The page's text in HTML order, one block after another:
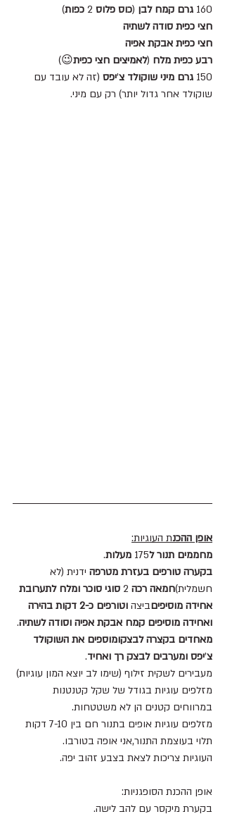
160 גרם קמח לבן (כוס פלוס כפות)
חצי כפית סודה לשתיה
חצי כפית אבקת אפיה
רבע כפית מלח (לאמיצים חצי כפית😉)
150 גרם מיני שוקולד צ’יפס (זה לא עובד עם
שוקולד אחר גדול יותר) רק עם מיני.
אופן ההכנת העוגיות:
מחממים תנור ל175 מעלות.
בקערה טורפים בעזרת מטרפה ידנית (לא
חשמלית)חמאה רכה סוגי סוכר ומלח לתערובת
אחידה מוסיפיםביצה וטורפים כ-2 דקות בהירה
ואחידה מוסיפים קמח אבקת אפיה וסודה לשתיה.
מאחדים בקצרה לבצקומוספים את השוקולד
צ’יפס ומערבים לבצק רך ואחיד.
מעבירים לשקית זילוף (שימו לב יוצא המון עוגיות)
מזלפים עוגיות בגודל של שקל קטנטנות
במרווחים קטנים הן לא משטטחות.
מזלפים עוגיות אופים בתנור חם בין 7-10 דקות
תלוי בעוצמת התנור,אני אופה בטורבו.
העוגיות צריכות לצאת בצבע זהוב יפה.
אופן ההכנת הסופגניות:
בקערת מיקסר עם להב לישה.